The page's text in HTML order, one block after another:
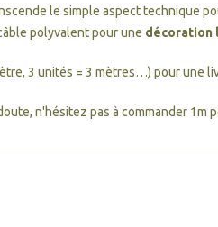
le simple aspect technique
polyvalent pour une décoration
3 unités = 3 mètres…) pour une
n'hésitez pas à commander 1m